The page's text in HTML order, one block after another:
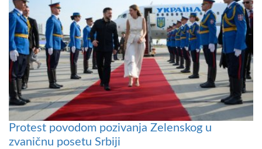
Protest povodom pozivanja Zelenskog u
zvaničnu posetu Srbiji